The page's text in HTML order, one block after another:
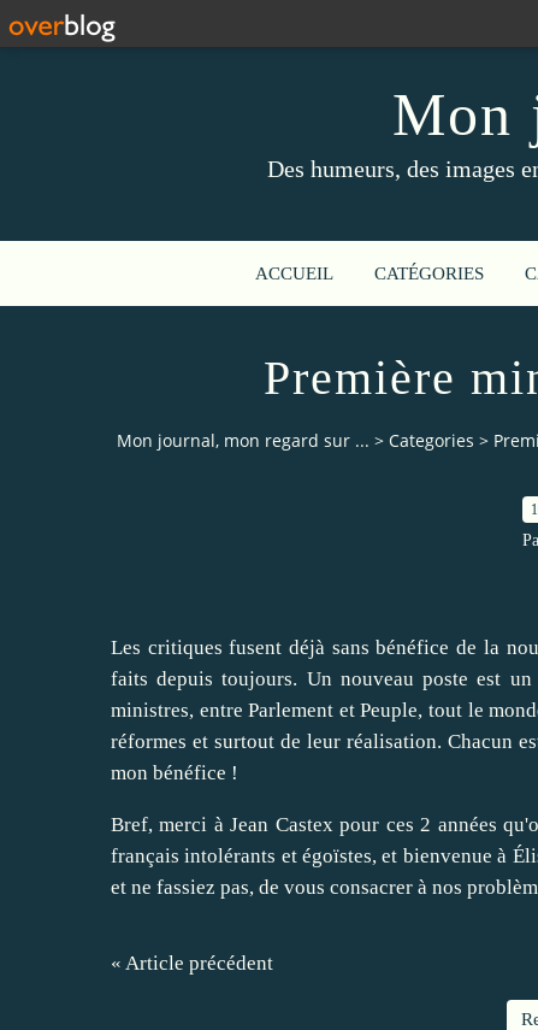
Mon
Des humeurs, des images
ACCUEIL CATÉGORIES
Première
Mon journal, mon regard sur ... > Categories >
Les critiques fusent déjà sans bénéfice de la
faits depuis toujours. Un nouveau poste est
ministres, entre Parlement et Peuple, tout le
réformes et surtout de leur réalisation. Chacun
mon bénéfice !
Bref, merci à Jean Castex pour ces 2 années
français intolérants et égoïstes, et bienvenue à
et ne fassiez pas, de vous consacrer à nos
« Article précédent